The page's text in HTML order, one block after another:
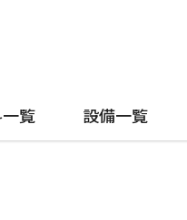
覧 設備一覧